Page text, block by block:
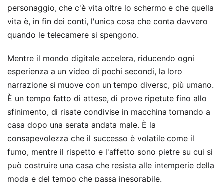
personaggio, che c'è vita oltre lo schermo e che quella
vita è, in fin dei conti, l'unica cosa che conta davvero
quando le telecamere si spengono.
Mentre il mondo digitale accelera, riducendo ogni
esperienza a un video di pochi secondi, la loro
narrazione si muove con un tempo diverso, più umano.
È un tempo fatto di attese, di prove ripetute fino allo
sfinimento, di risate condivise in macchina tornando a
casa dopo una serata andata male. È la
consapevolezza che il successo è volatile come il
fumo, mentre il rispetto e l'affetto sono pietre su cui si
può costruire una casa che resista alle intemperie della
moda e del tempo che passa inesorabile.